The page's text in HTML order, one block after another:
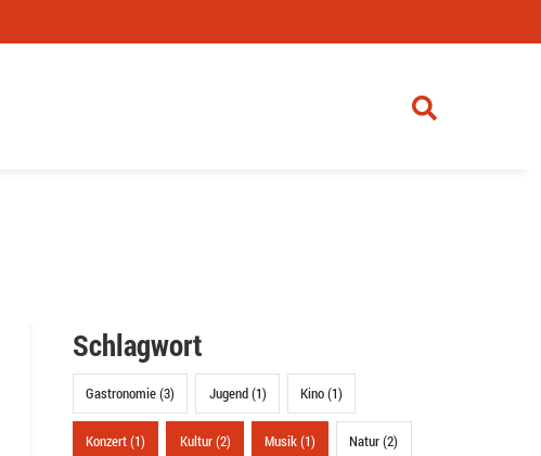
Schlagwort
Gastronomie (3) Jugend (1) Kino (1)
Konzert (1) Kultur (2) Musik (1) Natur (2)